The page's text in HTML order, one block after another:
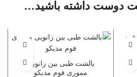
دوست داشته باشید…
بالشت طبی بین زانویی
مموری فوم مدیکو